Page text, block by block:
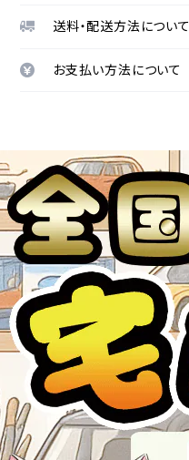
送料・配送方法について
お支払い方法について